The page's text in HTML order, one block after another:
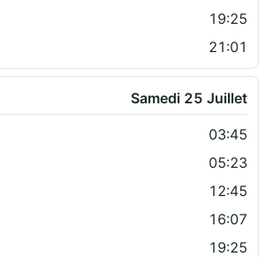
19:25
21:01
Samedi 25 Juillet
03:45
05:23
12:45
16:07
19:25